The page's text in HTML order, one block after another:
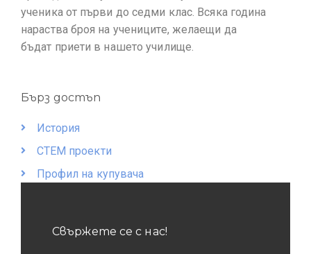
ученика от първи до седми клас. Всяка година
нараства броя на учениците, желаещи да
бъдат приети в нашето училище.
Бърз достъп
История
СТЕМ проекти
Профил на купувача
Свържете се с нас!